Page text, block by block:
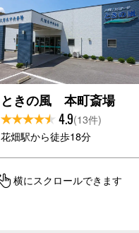
ときの風 本町斎場
4.9(13件)
花畑駅から徒歩18分
横にスクロールできます